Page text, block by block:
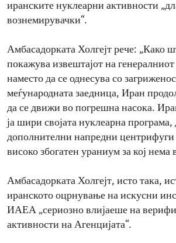
иранските нуклеарни активности
вознемирувачки“.
Амбасадорката Холгејт рече: „Како
покажува извештајот на
наместо да се однесува со
меѓународната заедница, Иран
да се движи во погрешна насока.
ја шири својата нуклеарна програма,
дополнителни напредни центрифуги
високо збогатен ураниум за кој нема
Амбасадорката Холгејт, исто така,
иранското оцрнување на искусни
ИАЕА „сериозно влијаеше на
активности на Агенцијата“.